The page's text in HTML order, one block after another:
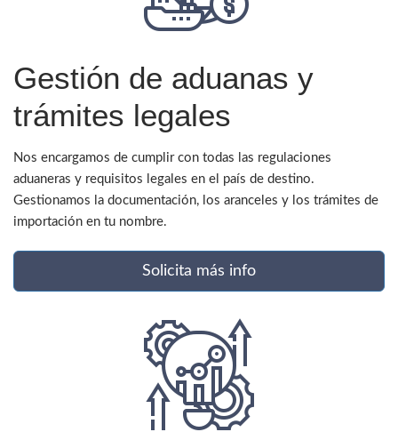
Gestión de aduanas y
trámites legales
Nos encargamos de cumplir con todas las regulaciones
aduaneras y requisitos legales en el país de destino.
Gestionamos la documentación, los aranceles y los trámites de
importación en tu nombre.
Solicita más info